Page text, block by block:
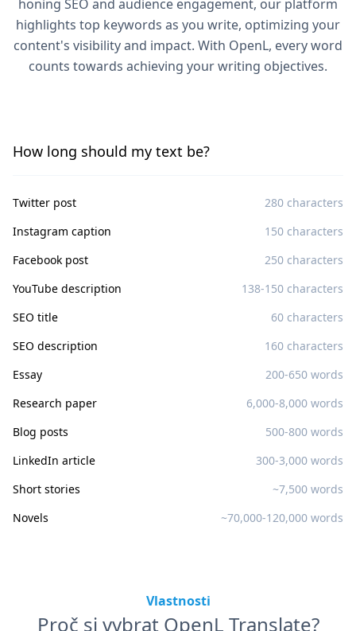
honing SEO and audience engagement, our platform
highlights top keywords as you write, optimizing your
content's visibility and impact. With OpenL, every word
counts towards achieving your writing objectives.
How long should my text be?
Twitter post
280 characters
Instagram caption
150 characters
Facebook post
250 characters
YouTube description
138-150 characters
SEO title
60 characters
SEO description
160 characters
Essay
200-650 words
Research paper
6,000-8,000 words
Blog posts
500-800 words
LinkedIn article
300-3,000 words
Short stories
~7,500 words
Novels
~70,000-120,000 words
Vlastnosti
Proč si vybrat OpenL Translate?